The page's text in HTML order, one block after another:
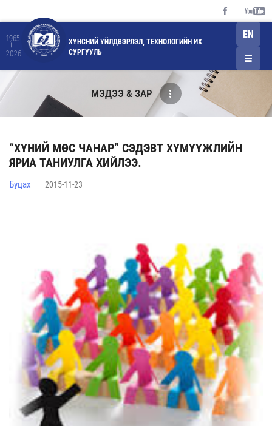
1965
2026
ХҮНСНИЙ ҮЙЛДВЭРЛЭЛ, ТЕХНОЛОГИЙН ИХ
СУРГУУЛЬ
EN
МЭДЭЭ & ЗАР
“ХҮНИЙ МӨС ЧАНАР” СЭДЭВТ ХҮМҮҮЖЛИЙН
ЯРИА ТАНИУЛГА ХИЙЛЭЭ.
Буцах 2015-11-23